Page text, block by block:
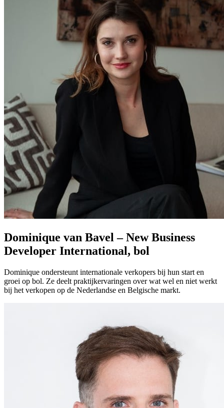
Dominique van Bavel – New Business
Developer International, bol
Dominique ondersteunt internationale verkopers bij hun start en
groei op bol. Ze deelt praktijkervaringen over wat wel en niet werkt
bij het verkopen op de Nederlandse en Belgische markt.